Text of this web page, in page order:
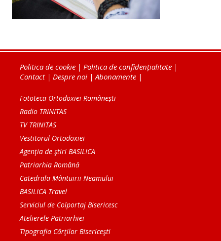
Politica de cookie | Politica de confidențialitate |
Contact| Despre noi | Abonamente |
Fototeca Ortodoxiei Românești
Radio TRINITAS
TV TRINITAS
Vestitorul Ortodoxiei
Agenţia de ştiri BASILICA
Patriarhia Română
Catedrala Mântuirii Neamului
BASILICA Travel
Serviciul de Colportaj Bisericesc
Atelierele Patriarhiei
Tipografia Cărţilor Bisericeşti